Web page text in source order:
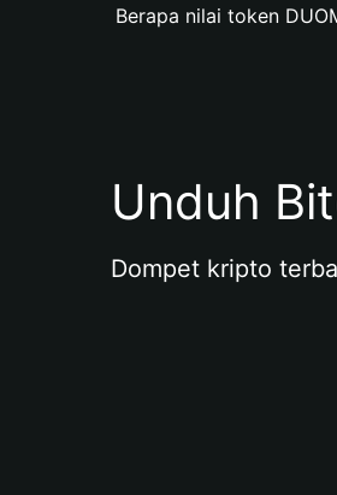
Berapa nilai token
Unduh
Dompet kripto